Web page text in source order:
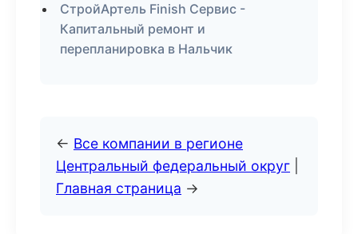
СтройАртель Finish Сервис -
Капитальный ремонт и
перепланировка в Нальчик
← Все компании в регионе
Центральный федеральный округ
Главная страница →